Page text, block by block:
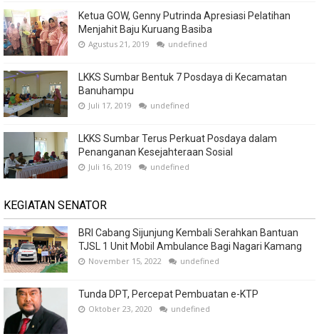
Ketua GOW, Genny Putrinda Apresiasi Pelatihan
Menjahit Baju Kuruang Basiba
Agustus 21, 2019 undefined
LKKS Sumbar Bentuk 7 Posdaya di Kecamatan
Banuhampu
Juli 17, 2019 undefined
LKKS Sumbar Terus Perkuat Posdaya dalam
Penanganan Kesejahteraan Sosial
Juli 16, 2019 undefined
KEGIATAN SENATOR
BRI Cabang Sijunjung Kembali Serahkan Bantuan
TJSL 1 Unit Mobil Ambulance Bagi Nagari Kamang
November 15, 2022 undefined
Tunda DPT, Percepat Pembuatan e-KTP
Oktober 23, 2020 undefined